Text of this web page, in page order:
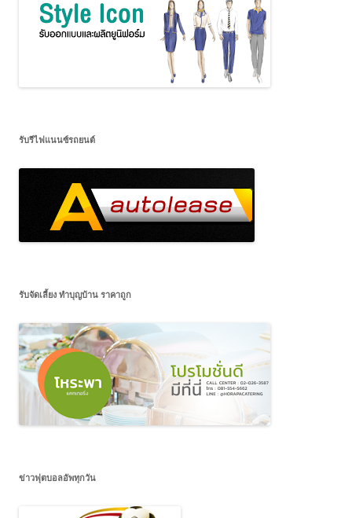
รับรีไฟแนนซ์รถยนต์
รับจัดเลี้ยง ทำบุญบ้าน ราคาถูก
ข่าวฟุตบอลอัพทุกวัน